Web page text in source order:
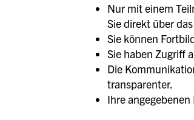
Nur mit einem
Sie direkt über
Sie können
Sie haben Zugriff
Die
transparenter.
Ihre